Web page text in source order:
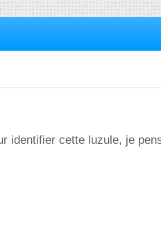
identifier cette luzule, je